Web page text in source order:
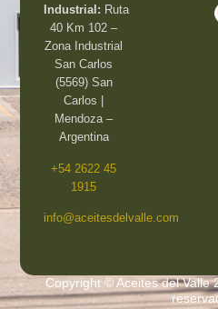
Industrial: Ruta
40 Km 102 –
Zona Industrial
San Carlos
(5569) San
Carlos |
Mendoza –
Argentina
+54 2622 45
1915
info@aceitesdelvalle.com
Copyright © Aceites del Valle